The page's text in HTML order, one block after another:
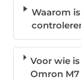
Waarom
Voor wie
Omron